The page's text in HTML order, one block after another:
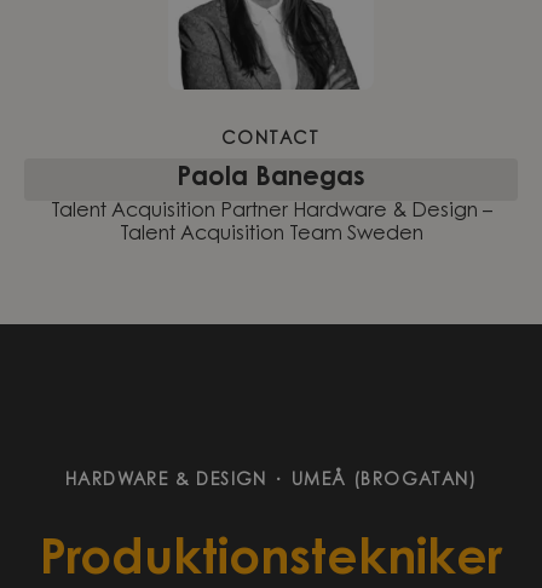
CONTACT
Paola Banegas
Talent Acquisition Partner Hardware & Design –
Talent Acquisition Team Sweden
HARDWARE & DESIGN · UMEÅ (BROGATAN)
Produktionstekniker